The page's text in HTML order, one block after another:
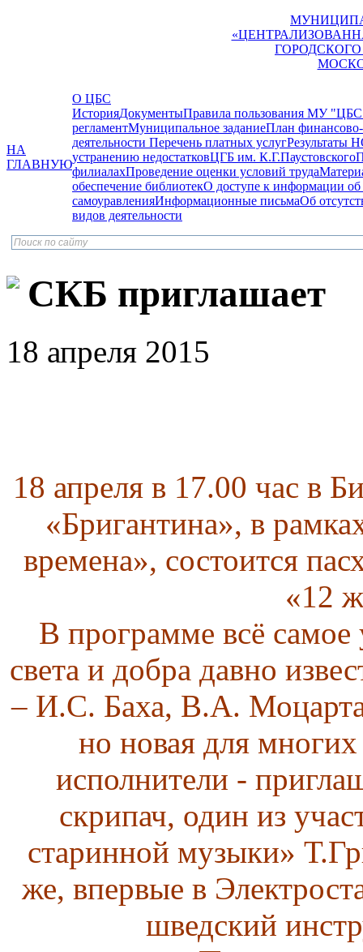
НА
ГЛАВНУЮ
О ЦБС
ИсторияДокументыПравила пользования МУ
регламентМуниципальное заданиеПлан
деятельности Перечень платных услугРезультаты
устранению недостатковЦГБ им. К.Г.Паустовского
филиалахПроведение оценки условий труда
обеспечение библиотекО доступе к информации об
самоуравленияИнформационные письмаОб
видов деятельности
СКБ приглашает
18 апреля 2015
18 апреля в 17.00 час в
«Бригантина», в
времена», состоится
«12
В программе всё самое
света и добра давно
– И.С. Баха, В.А.
но новая для
исполнители -
скрипач, один из
старинной музыки»
же, впервые в
шведский